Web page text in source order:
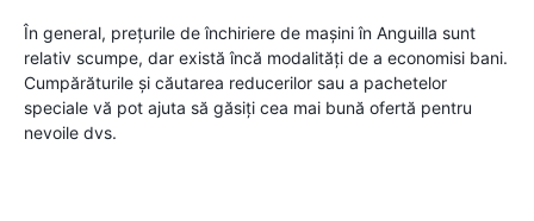
În general, prețurile de închiriere de mașini în Anguilla sunt
relativ scumpe, dar există încă modalități de a economisi bani.
Cumpărăturile și căutarea reducerilor sau a pachetelor
speciale vă pot ajuta să găsiți cea mai bună ofertă pentru
nevoile dvs.